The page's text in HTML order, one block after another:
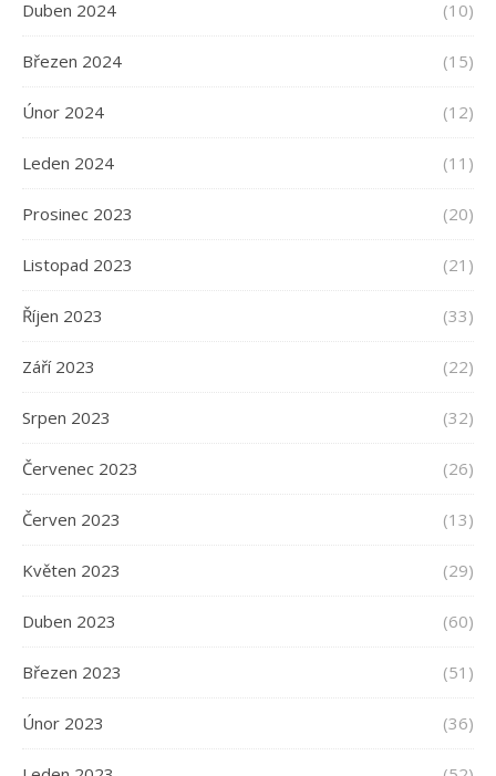
Duben 2024 (10)
Březen 2024 (15)
Únor 2024 (12)
Leden 2024 (11)
Prosinec 2023 (20)
Listopad 2023 (21)
Říjen 2023 (33)
Září 2023 (22)
Srpen 2023 (32)
Červenec 2023 (26)
Červen 2023 (13)
Květen 2023 (29)
Duben 2023 (60)
Březen 2023 (51)
Únor 2023 (36)